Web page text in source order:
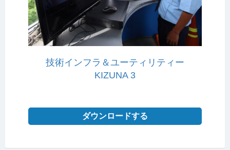
技術インフラ＆ユーティリティー
KIZUNA 3
ダウンロードする